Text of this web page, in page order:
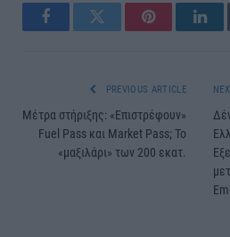
FacebookTwitter Pinterest
PREVIOUS ARTICLE
Μέτρα στήριξης: «Επιστρέφουν»
Fuel Pass και Market Pass; Το
«μαξιλάρι» των 200 εκατ.